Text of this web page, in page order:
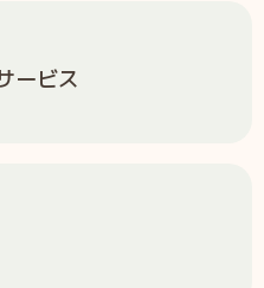
ービス